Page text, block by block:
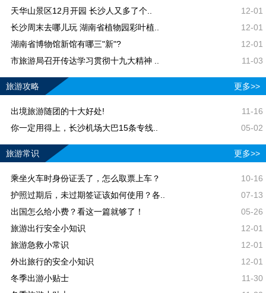
天华山景区12月开园 长沙人又多了个..
12-01
长沙周末去哪儿玩 湖南省植物园彩叶植..
12-01
湖南省博物馆新馆有哪三"新"?
12-01
市旅游局召开传达学习贯彻十九大精神 ..
11-03
旅游攻略 更多>>
出境旅游随团的十大好处!
11-16
你一定用得上，长沙机场大巴15条专线..
05-02
旅游常识 更多>>
乘坐火车时身份证丢了，怎么取票上车？
10-16
护照过期后，未过期签证该如何使用？各..
07-13
出国怎么给小费？看这一篇就够了！
05-26
旅游出行安全小知识
12-01
旅游急救小常识
12-01
外出旅行的安全小知识
12-01
冬季出游小贴士
11-30